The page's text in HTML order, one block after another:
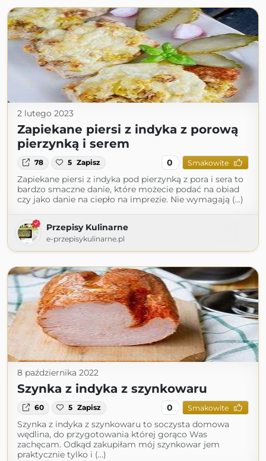
2 lutego 2023
Zapiekane piersi z indyka z porową
pierzynką i serem
78 5 Zapisz 0 Smakowite
Zapiekane piersi z indyka pod pierzynką z pora i sera to
bardzo smaczne danie, które możecie podać na obiad
czy jako danie na ciepło na imprezie. Nie wymagają (...)
Przepisy Kulinarne
e-przepisykulinarne.pl
8 października 2022
Szynka z indyka z szynkowaru
60 5 Zapisz 0 Smakowite
Szynka z indyka z szynkowaru to soczysta domowa
wędlina, do przygotowania której gorąco Was
zachęcam. Odkąd zakupiłam mój szynkowar jem
praktycznie tylko i (...)